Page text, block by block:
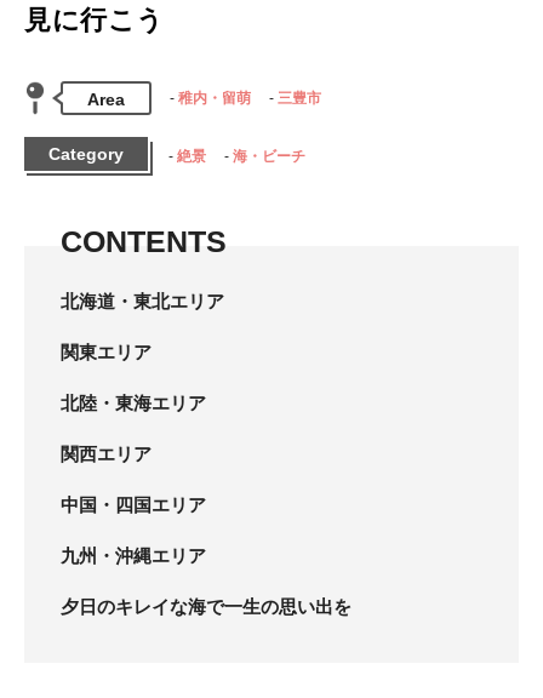
見に行こう
Area 稚内・留萌 三豊市
Category 絶景 海・ビーチ
CONTENTS
北海道・東北エリア
関東エリア
北陸・東海エリア
関西エリア
中国・四国エリア
九州・沖縄エリア
夕日のキレイな海で一生の思い出を